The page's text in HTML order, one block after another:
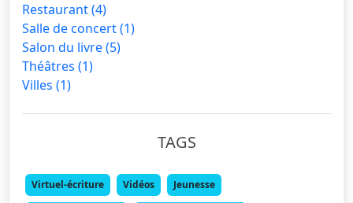
Restaurant(4)
Salle de concert(1)
Salon du livre(5)
Théâtres (1)
Villes (1)
TAGS
Virtuel-écriture Vidéos Jeunesse